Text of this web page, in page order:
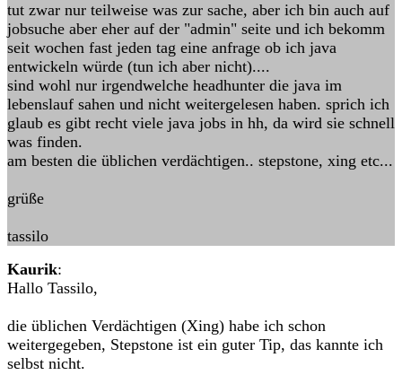
tut zwar nur teilweise was zur sache, aber ich bin auch auf
jobsuche aber eher auf der "admin" seite und ich bekomm
seit wochen fast jeden tag eine anfrage ob ich java
entwickeln würde (tun ich aber nicht)....
sind wohl nur irgendwelche headhunter die java im
lebenslauf sahen und nicht weitergelesen haben. sprich ich
glaub es gibt recht viele java jobs in hh, da wird sie schnell
was finden.
am besten die üblichen verdächtigen.. stepstone, xing etc...
grüße
tassilo
Kaurik:
Hallo Tassilo,
die üblichen Verdächtigen (Xing) habe ich schon
weitergegeben, Stepstone ist ein guter Tip, das kannte ich
selbst nicht.